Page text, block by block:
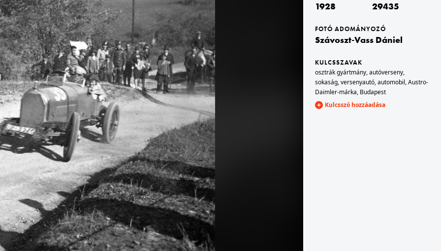
1928 · Budapest V.
a Zrínyi utca a Széchenyi István (Ferenc József) tér felől a Szent István-bazilika felé nézve. Jobbra a Gresham-palota sarka.
1928 · Budapest II.
Árpád fejedelem útja (Újlaki rakpart), Császár fürdő (Hild-udvar, ma a Budai Irgalmasrendi Kórház egyik épülete).
· Magyarország
Magyar Túraút autóverseny, Ernst-Günther von Wentzel-Mosau Mercedes S sportkocsijával.
1928 · Budapest I. · Víziváros
Hunyadi János út a Jezsuita lépcsőnél.
1928 29435
FOTÓ ADOMÁNYOZÓ
Szávoszt-Vass Dániel
KULCSSZAVAK
osztrák gyártmány,autóverseny,
sokaság,versenyautó,automobil,Austro-
Daimler-márka, Budapest
Kulcsszó hozzáadása